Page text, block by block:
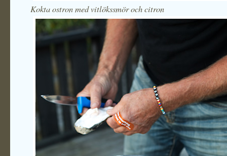
Kokta ostron med vitlökssmör och citron